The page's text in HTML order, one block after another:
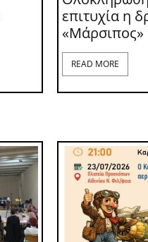
επιτυχία η
«Μάρσιπος»
READ MORE